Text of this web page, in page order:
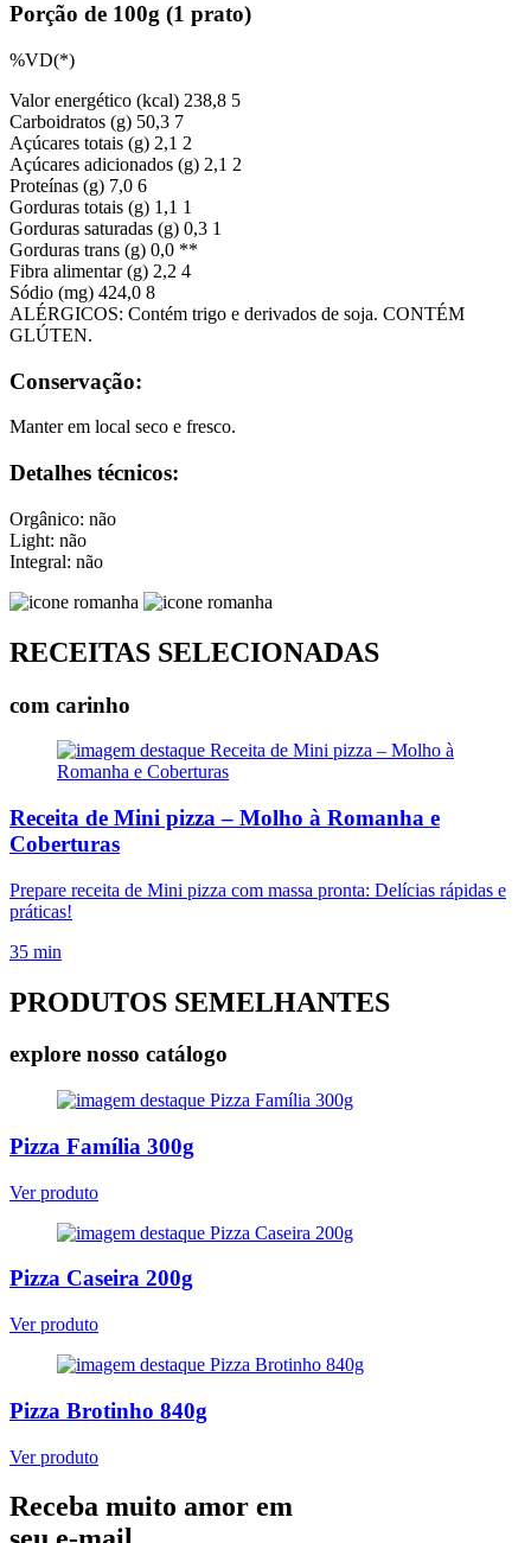
Porção de 100g (1 prato)
%VD(*)
Valor energético (kcal) 238,8 5
Carboidratos (g) 50,3 7
Açúcares totais (g) 2,1 2
Açúcares adicionados (g) 2,1 2
Proteínas (g) 7,0 6
Gorduras totais (g) 1,1 1
Gorduras saturadas (g) 0,3 1
Gorduras trans (g) 0,0 **
Fibra alimentar (g) 2,2 4
Sódio (mg) 424,0 8
ALÉRGICOS: Contém trigo e derivados de soja. CONTÉM
GLÚTEN.
Conservação:
Manter em local seco e fresco.
Detalhes técnicos:
Orgânico: não
Light: não
Integral: não
RECEITAS SELECIONADAS
com carinho
Receita de Mini pizza – Molho à Romanha e
Coberturas
Prepare receita de Mini pizza com massa pronta: Delícias rápidas e
práticas!
35 min
PRODUTOS SEMELHANTES
explore nosso catálogo
Pizza Família 300g
Ver produto
Pizza Caseira 200g
Ver produto
Pizza Brotinho 840g
Ver produto
Receba muito amor em